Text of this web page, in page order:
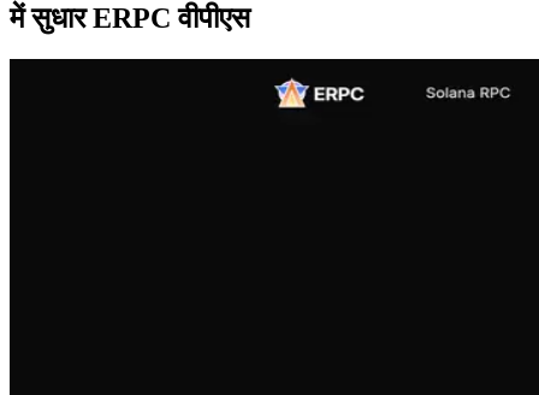
में सुधार ERPC वीपीएस